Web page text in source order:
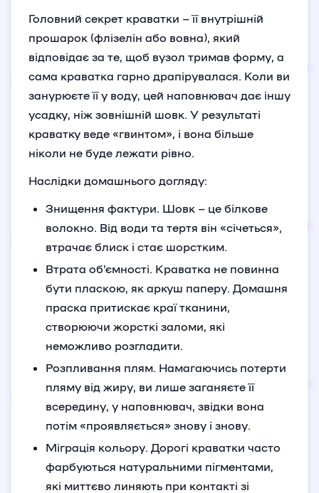
Головний секрет краватки – її внутрішній
прошарок (флізелін або вовна), який
відповідає за те, щоб вузол тримав форму, а
сама краватка гарно драпірувалася. Коли ви
занурюєте її у воду, цей наповнювач дає іншу
усадку, ніж зовнішній шовк. У результаті
краватку веде «гвинтом», і вона більше
ніколи не буде лежати рівно.
Наслідки домашнього догляду:
Знищення фактури. Шовк – це білкове
волокно. Від води та тертя він «січеться»,
втрачає блиск і стає шорстким.
Втрата об'ємності. Краватка не повинна
бути пласкою, як аркуш паперу. Домашня
праска притискає краї тканини,
створюючи жорсткі заломи, які
неможливо розгладити.
Розпливання плям. Намагаючись потерти
пляму від жиру, ви лише заганяєте її
всередину, у наповнювач, звідки вона
потім «проявляється» знову і знову.
Міграція кольору. Дорогі краватки часто
фарбуються натуральними пігментами,
які миттєво линяють при контакті зі